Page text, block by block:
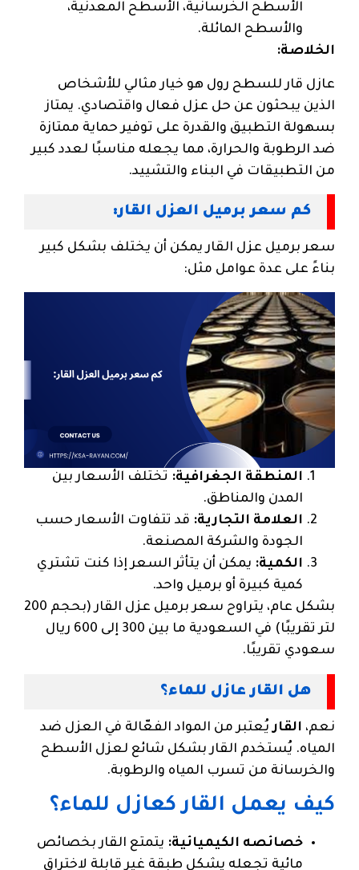
الأسطح الخرسانية، الأسطح المعدنية،
والأسطح المائلة.
الخلاصة:
عازل قار للسطح رول هو خيار مثالي للأشخاص
الذين يبحثون عن حل عزل فعال واقتصادي. يمتاز
بسهولة التطبيق والقدرة على توفير حماية ممتازة
ضد الرطوبة والحرارة، مما يجعله مناسبًا لعدد كبير
من التطبيقات في البناء والتشييد.
كم سعر برميل العزل القار:
سعر برميل عزل القار يمكن أن يختلف بشكل كبير
بناءً على عدة عوامل مثل:
المنطقة الجغرافية: تختلف الأسعار بين
المدن والمناطق.
العلامة التجارية: قد تتفاوت الأسعار حسب
الجودة والشركة المصنعة.
الكمية: يمكن أن يتأثر السعر إذا كنت تشتري
كمية كبيرة أو برميل واحد.
بشكل عام، يتراوح سعر برميل عزل القار (بحجم 200
لتر تقريبًا) في السعودية ما بين 300 إلى 600 ريال
سعودي تقريبًا.
هل القار عازل للماء؟
نعم، القاريُعتبر من المواد الفعّالة في العزل ضد
المياه. يُستخدم القار بشكل شائع لعزل الأسطح
والخرسانة من تسرب المياه والرطوبة.
كيف يعمل القار كعازل للماء؟
خصائصه الكيميائية: يتمتع القار بخصائص
مائية تجعله يشكل طبقة غير قابلة لاختراق